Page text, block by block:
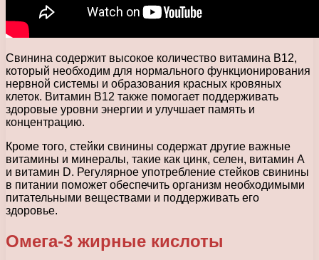
Свинина содержит высокое количество витамина В12,
который необходим для нормального функционирования
нервной системы и образования красных кровяных
клеток. Витамин В12 также помогает поддерживать
здоровые уровни энергии и улучшает память и
концентрацию.
Кроме того, стейки свинины содержат другие важные
витамины и минералы, такие как цинк, селен, витамин А
и витамин D. Регулярное употребление стейков свинины
в питании поможет обеспечить организм необходимыми
питательными веществами и поддерживать его
здоровье.
Омега-3 жирные кислоты